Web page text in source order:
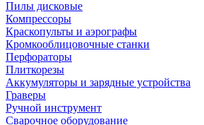
Пилы дисковые
Компрессоры
Краскопульты и аэрографы
Кромкооблицовочные станки
Перфораторы
Плиткорезы
Аккумуляторы и зарядные устройства
Граверы
Ручной инструмент
Сварочное оборудование